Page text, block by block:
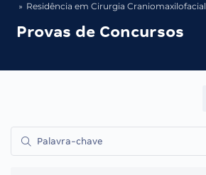
Residência em Cirurgia Craniomaxilofacial
Provas de Concursos